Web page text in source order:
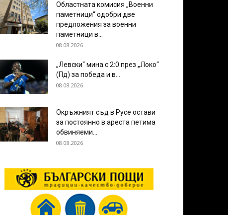
Областната комисия „Военни
паметници“ одобри две
предложения за военни
паметници в...
08.08.2026
„Левски“ мина с 2:0 през „Локо“
(Пд) за победа и в...
08.08.2026
Окръжният съд в Русе остави
за постоянно в ареста петима
обвиняеми...
08.08.2026